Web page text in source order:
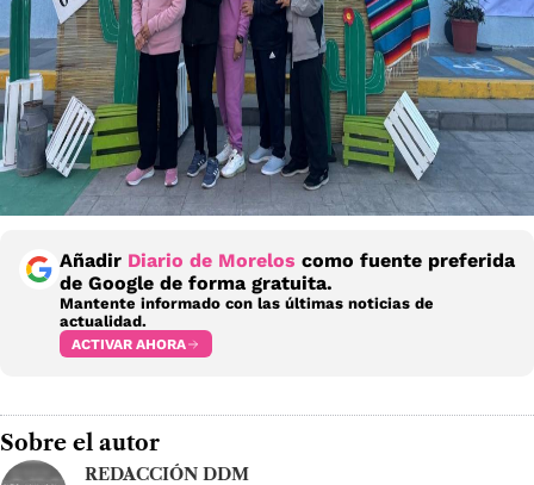
Añadir Diario de Morelos como fuente preferida
de Google de forma gratuita.
Mantente informado con las últimas noticias de
actualidad.
ACTIVAR AHORA
Sobre el autor
REDACCIÓN DDM